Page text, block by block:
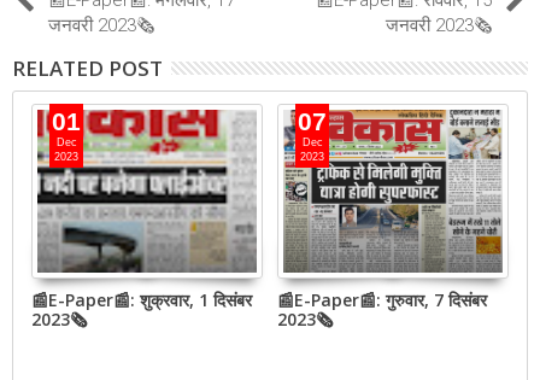
जनवरी 2023🗞
जनवरी 2023🗞
RELATED POST
01
Dec
2023
📰E-Paper📰: शुक्रवार, 1 दिसंबर
2023🗞
07
Dec
2023
📰E-Paper📰: गुरुवार, 7 दिसंबर
2023🗞